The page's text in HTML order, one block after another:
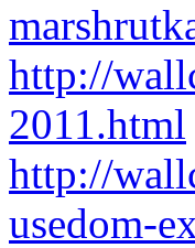
http://
2011.html
http://
usedom-